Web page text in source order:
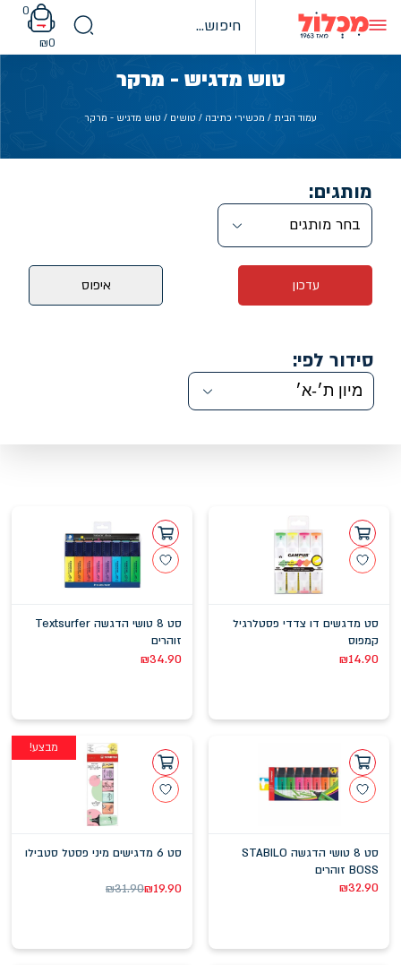
content
0
₪0
טוש מדגיש - מרקר
עמוד הבית / מכשירי כתיבה / טושים / טוש מדגיש - מרקר
מותגים:
בחר מותגים
עדכון איפוס
סידור לפי:
סט מדגשים דו צדדי פסטלרגיל
קמפוס
₪14.90
סט 8 טושי הדגשה Textsurfer
זוהרים
₪34.90
סט 8 טושי הדגשה STABILO
BOSS זוהרים
₪32.90
מבצע!
סט 6 מדגישים מיני פסטל סטבילו
₪31.90₪19.90